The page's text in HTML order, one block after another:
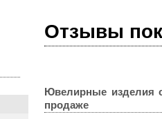
Отзывы
Ювелирные изделия
продаже